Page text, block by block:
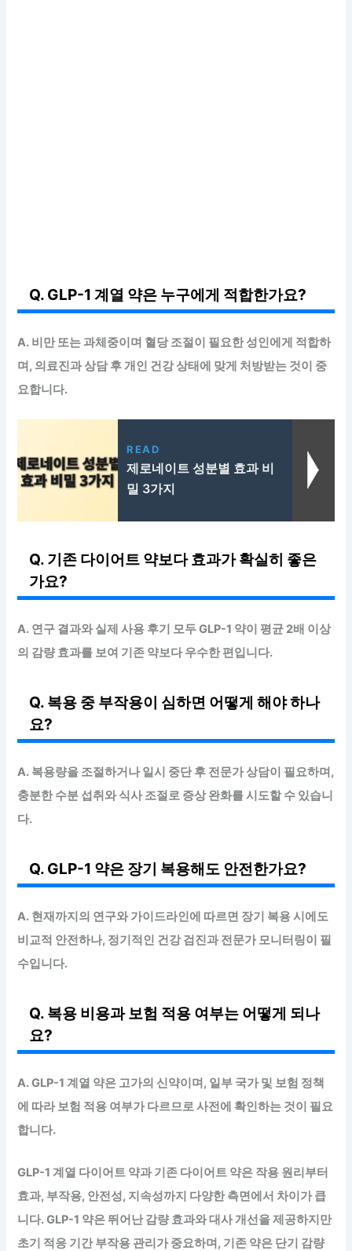
Q. GLP-1 계열 약은 누구에게 적합한가요?
A. 비만 또는 과체중이며 혈당 조절이 필요한 성인에게 적합하
며, 의료진과 상담 후 개인 건강 상태에 맞게 처방받는 것이 중
요합니다.
READ
제로네이트 성분별 효과 비
밀 3가지
Q. 기존 다이어트 약보다 효과가 확실히 좋은
가요?
A. 연구 결과와 실제 사용 후기 모두 GLP-1 약이 평균 2배 이상
의 감량 효과를 보여 기존 약보다 우수한 편입니다.
Q. 복용 중 부작용이 심하면 어떻게 해야 하나
요?
A. 복용량을 조절하거나 일시 중단 후 전문가 상담이 필요하며,
충분한 수분 섭취와 식사 조절로 증상 완화를 시도할 수 있습니
다.
Q. GLP-1 약은 장기 복용해도 안전한가요?
A. 현재까지의 연구와 가이드라인에 따르면 장기 복용 시에도
비교적 안전하나, 정기적인 건강 검진과 전문가 모니터링이 필
수입니다.
Q. 복용 비용과 보험 적용 여부는 어떻게 되나
요?
A. GLP-1 계열 약은 고가의 신약이며, 일부 국가 및 보험 정책
에 따라 보험 적용 여부가 다르므로 사전에 확인하는 것이 필요
합니다.
GLP-1 계열 다이어트 약과 기존 다이어트 약은 작용 원리부터
효과, 부작용, 안전성, 지속성까지 다양한 측면에서 차이가 큽
니다.GLP-1 약은 뛰어난 감량 효과와 대사 개선을 제공하지만
초기 적응 기간 부작용 관리가 중요하며, 기존 약은 단기 감량